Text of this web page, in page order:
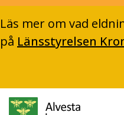
Läs mer om vad
på Länsstyrelsen